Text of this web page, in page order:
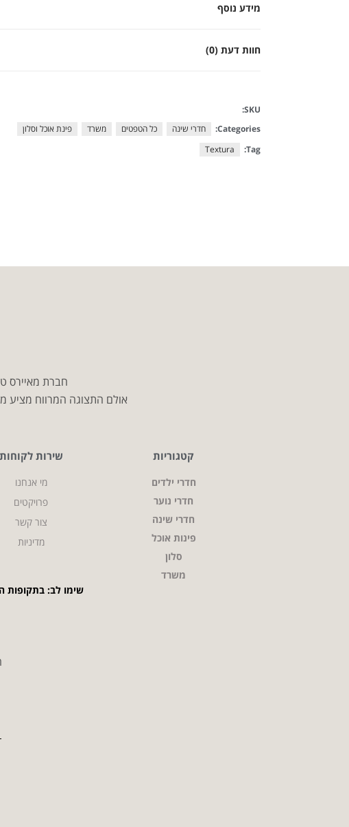
מידע נוסף
חוות דעת (0)
SKU:
Categories:
חדרי שינה כל הטפטים משרד
פינת אוכל וסלון
Tag:
Textura
חברת מאיירס
אולם התצוגה המרווח מציע
קטגוריות
חדרי ילדים
חדרי נוער
חדרי שינה
פינות אוכל
סלון
משרד
שירות לקוחות
מי אנחנו
פרויקטים
צור קשר
מדיניות
שימו לב: בתקופות